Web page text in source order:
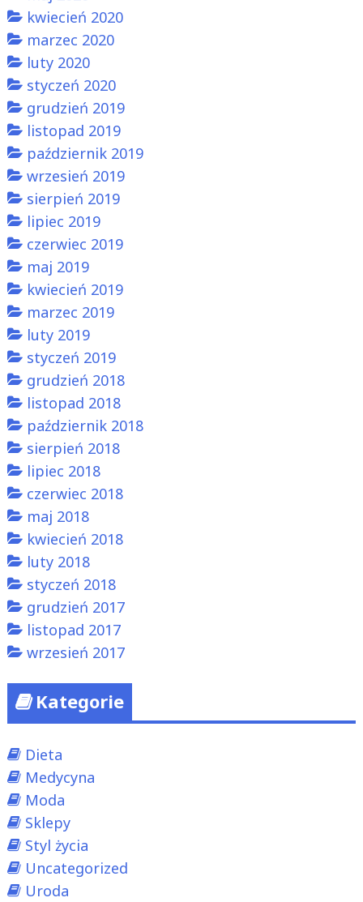
kwiecień 2020
marzec 2020
luty 2020
styczeń 2020
grudzień 2019
listopad 2019
październik 2019
wrzesień 2019
sierpień 2019
lipiec 2019
czerwiec 2019
maj 2019
kwiecień 2019
marzec 2019
luty 2019
styczeń 2019
grudzień 2018
listopad 2018
październik 2018
sierpień 2018
lipiec 2018
czerwiec 2018
maj 2018
kwiecień 2018
luty 2018
styczeń 2018
grudzień 2017
listopad 2017
wrzesień 2017
Kategorie
Dieta
Medycyna
Moda
Sklepy
Styl życia
Uncategorized
Uroda